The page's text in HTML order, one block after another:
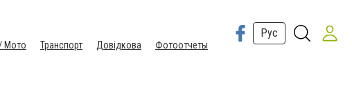
Мото Транспорт Довідкова Фотоотчеты
Рус